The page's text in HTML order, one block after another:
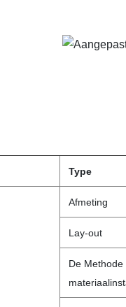
Type
Afmeting
Lay-out
De Methode